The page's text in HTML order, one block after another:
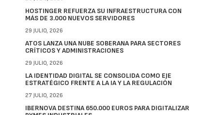
HOSTINGER REFUERZA SU INFRAESTRUCTURA CON
MÁS DE 3.000 NUEVOS SERVIDORES
29 JULIO, 2026
ATOS LANZA UNA NUBE SOBERANA PARA SECTORES
CRÍTICOS Y ADMINISTRACIONES
29 JULIO, 2026
LA IDENTIDAD DIGITAL SE CONSOLIDA COMO EJE
ESTRATÉGICO FRENTE A LA IA Y LA REGULACIÓN
27 JULIO, 2026
IBERNOVA DESTINA 650.000 EUROS PARA DIGITALIZAR